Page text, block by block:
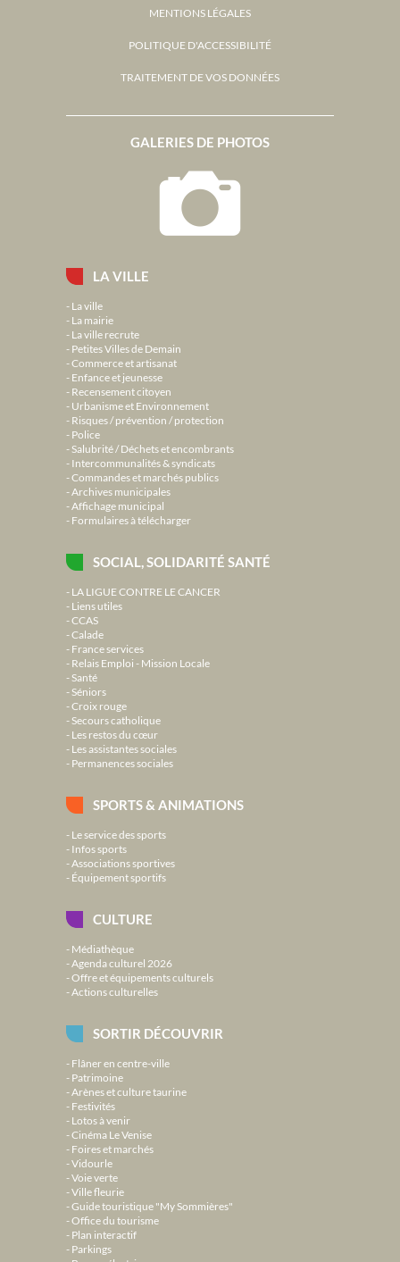
LA VILLE
La ville
La mairie
La ville recrute
Petites Villes de Demain
Commerce et artisanat
Enfance et jeunesse
Recensement citoyen
Urbanisme et Environnement
Risques / prévention / protection
Police
Salubrité / Déchets et encombrants
Intercommunalités & syndicats
Commandes et marchés publics
Archives municipales
Affichage municipal
Formulaires à télécharger
SOCIAL, SOLIDARITÉ SANTÉ
LA LIGUE CONTRE LE CANCER
Liens utiles
CCAS
Calade
France services
Relais Emploi - Mission Locale
Santé
Séniors
Croix rouge
Secours catholique
Les restos du cœur
Les assistantes sociales
Permanences sociales
SPORTS & ANIMATIONS
Le service des sports
Infos sports
Associations sportives
Équipement sportifs
CULTURE
Médiathèque
Agenda culturel 2026
Offre et équipements culturels
Actions culturelles
SORTIR DÉCOUVRIR
Flâner en centre-ville
Patrimoine
Arènes et culture taurine
Festivités
Lotos à venir
Cinéma Le Venise
Foires et marchés
Vidourle
Voie verte
Ville fleurie
Guide touristique "My Sommières"
Office du tourisme
Plan interactif
Parkings
GALERIES DE PHOTOS
MENTIONS LÉGALES
POLITIQUE D'ACCESSIBILITÉ
TRAITEMENT DE VOS DONNÉES